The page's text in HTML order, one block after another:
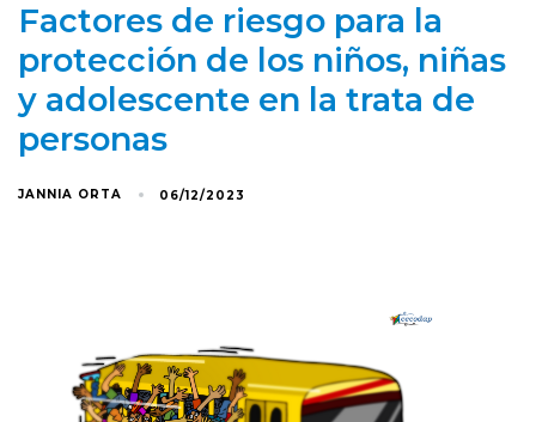
Factores de riesgo para la
protección de los niños, niñas
y adolescente en la trata de
personas
JANNIA ORTA 06/12/2023